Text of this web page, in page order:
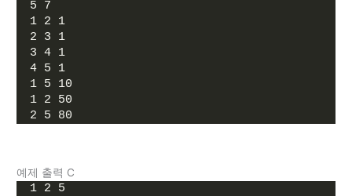
5 7
1 2 1
2 3 1
3 4 1
4 5 1
1 5 10
1 2 50
2 5 80
예제 출력 C
1 2 5